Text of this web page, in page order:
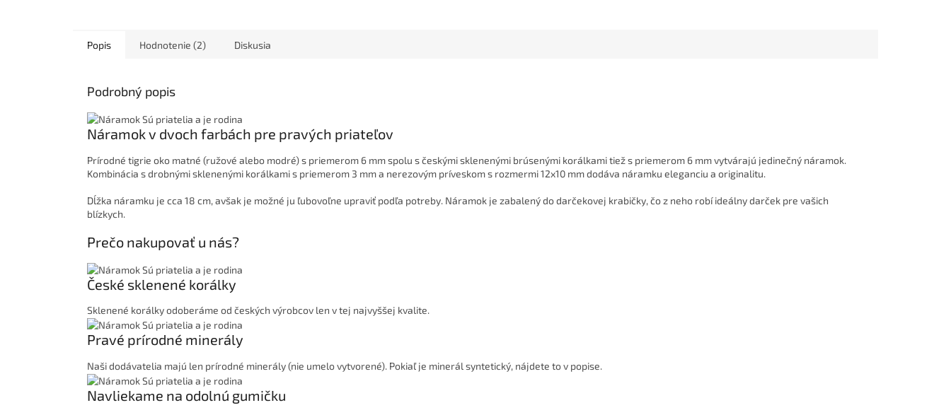
Popis Hodnotenie (2) Diskusia
Podrobný popis
Náramok v dvoch farbách pre pravých priateľov
Prírodné tigrie oko matné (ružové alebo modré) s priemerom 6 mm spolu s českými sklenenými brúsenými korálkami tiež s priemerom 6 mm vytvárajú jedinečný náramok.
Kombinácia s drobnými sklenenými korálkami s priemerom 3 mm a nerezovým príveskom s rozmermi 12x10 mm dodáva náramku eleganciu a originalitu.
Dĺžka náramku je cca 18 cm, avšak je možné ju ľubovoľne upraviť podľa potreby. Náramok je zabalený do darčekovej krabičky, čo z neho robí ideálny darček pre vašich
blízkych.
Prečo nakupovať u nás?
České sklenené korálky
Sklenené korálky odoberáme od českých výrobcov len v tej najvyššej kvalite.
Pravé prírodné minerály
Naši dodávatelia majú len prírodné minerály (nie umelo vytvorené). Pokiaľ je minerál syntetický, nájdete to v popise.
Navliekame na odolnú gumičku